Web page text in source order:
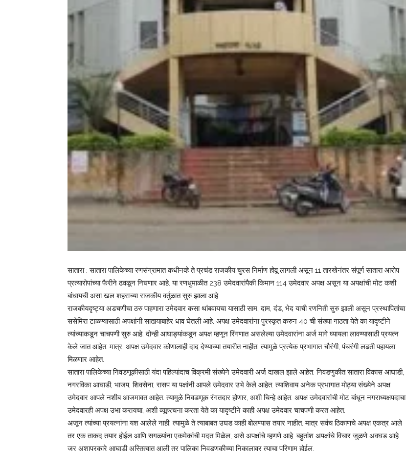
सातारा : सातारा पालिकेच्या रणसंग्रामात कधीनव्हे ते प्रचंड राजकीय चुरस निर्माण होवू लागली असून 11 तारखेनंतर संपूर्ण सातारा आरोप
प्रत्यारोपांच्या फैरीने ढवळून निघणार आहे. या रणधुमाळीत 238 उमेदवारांपैकी किमान 114 उमेदवार अपक्ष असून या अपक्षांची मोट कशी
बांधायची असा खल शहराच्या राजकीय वर्तुळात सुरु झाला आहे.
राजकीयदृष्ट्या अडचणीचा ठरु पाहणारा उमेदवार कसा थांबवायचा यासाठी साम, दाम, दंड, भेद याची रणनिती सुरु झाली असून प्रस्थापितांचा
ससेमिरा टाळण्यासाठी अपक्षांनी सातार्‍याबाहेर धाव घेतली आहे. अपक्ष उमेदवारांना पुरस्कृत करुन 40 ची संख्या गाठता येते का यादृष्टीने
त्यांच्याकडून चाचपणी सुरु आहे. दोन्ही आघाड्यांकडून अपक्ष म्हणून रिंगणात असलेल्या उमेदवारांना अर्ज मागे घ्यायला लावण्यासाठी प्रयत्न
केले जात आहेत. मात्र, अपक्ष उमेदवार कोणालाही दाद देण्याच्या तयारीत नाहीत. त्यामुळे प्रत्येक प्रभागात चौरंगी, पंचरंगी लढती पहायला
मिळणार आहेत.
सातारा पालिकेच्या निवडणूकीसाठी यंदा पहिल्यांदाच विक्रमी संख्येने उमेदवारी अर्ज दाखल झाले आहेत. निवडणुकीत सातारा विकास आघाडी,
नगरविका आघाडी, भाजप, शिवसेना, रासप या पक्षांनी आपले उमेदवार उभे केले आहेत. त्याशिवाय अनेक प्रभागात मोठ्या संख्येने अपक्ष
उमेदवार आपले नशीब आजमावत आहेत. त्यामुळे निवडणूक रंगतदार होणार, अशी चिन्हे आहेत. अपक्ष उमेदवारांची मोट बांधून नगराध्यक्षपदाचा
उमेदवारही अपक्ष उभा करायचा, अशी व्यूहरचना करता येते का यादृष्टीने काही अपक्ष उमेदवार चाचपणी करत आहेत.
अजून त्यांच्या प्रयत्नांना यश आलेले नाही. त्यामुळे ते त्याबाबत उघड काही बोलण्यास तयार नाहीत. मात्र सर्वच ठिकाणचे अपक्ष एकत्र आले
तर एक ताकद तयार होईल आणि सगळ्यांना एकमेकांची मदत मिळेल, असे अपक्षांचे म्हणणे आहे. बहुतांश अपक्षांचे विचार जुळणे अवघड आहे.
जर अशाप्रकारे आघाडी अस्तित्वात आली तर पालिका निवडणुकीच्या निकालावर त्याचा परिणाम होईल.